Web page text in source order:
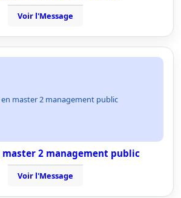
Voir l'Message
master 2 management public
master 2 management public
Voir l'Message